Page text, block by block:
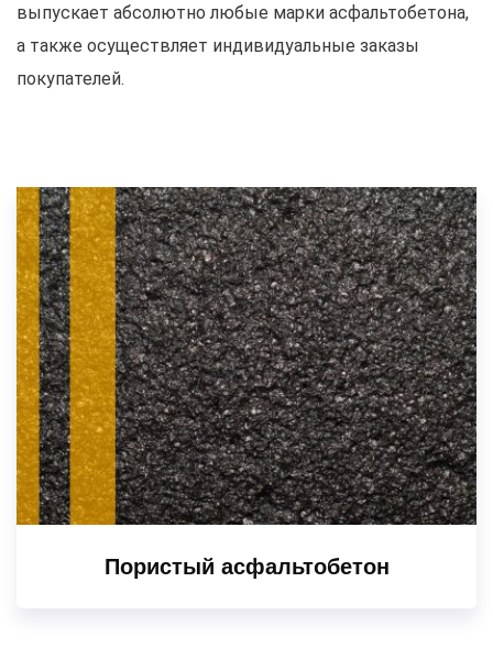
выпускает абсолютно любые марки асфальтобетона,
а также осуществляет индивидуальные заказы
покупателей.
Пористый асфальтобетон